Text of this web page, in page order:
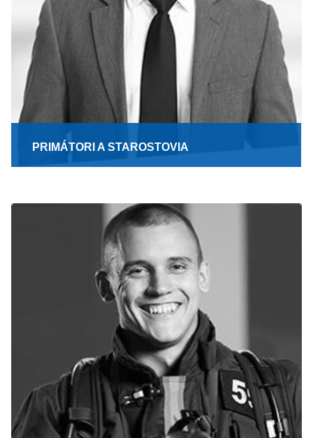
PRIMÁTORI A STAROSTOVIA